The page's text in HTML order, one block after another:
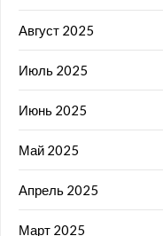
Август 2025
Июль 2025
Июнь 2025
Май 2025
Апрель 2025
Март 2025